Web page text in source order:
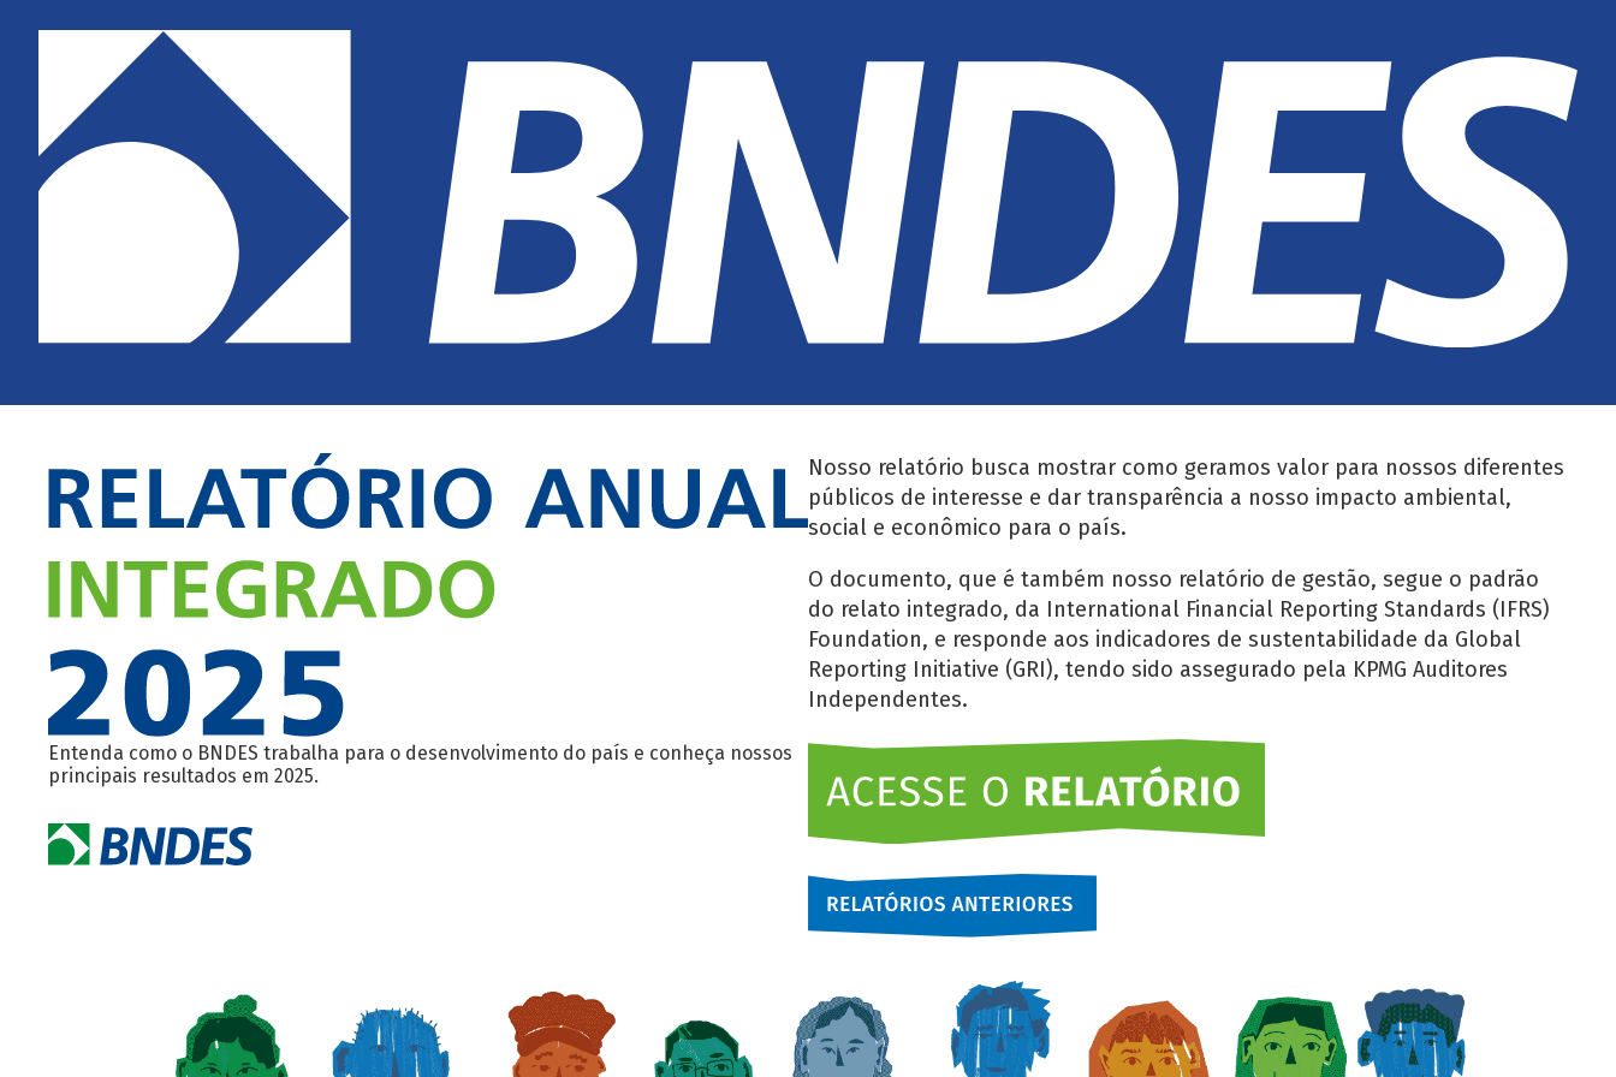
Entenda como o BNDES trabalha para o desenvolvimento do país e conheça nossos
principais resultados em 2025.
Nosso relatório busca mostrar como geramos valor para nossos diferentes
públicos de interesse e dar transparência a nosso impacto ambiental,
social e econômico para o país.
O documento, que é também nosso relatório de gestão, segue o padrão
do relato integrado, da International Financial Reporting Standards (IFRS)
Foundation, e responde aos indicadores de sustentabilidade da Global
Reporting Initiative (GRI), tendo sido assegurado pela KPMG Auditores
Independentes.